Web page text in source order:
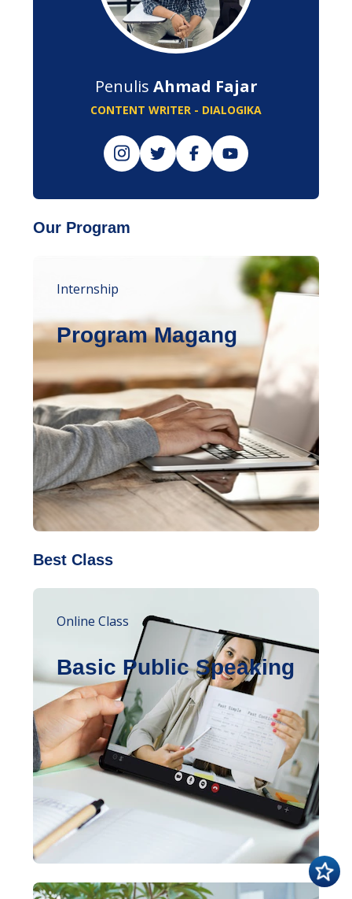
Penulis Ahmad Fajar
CONTENT WRITER - DIALOGIKA
Our Program
Internship
Program Magang
Best Class
Online Class
Basic Public Speaking